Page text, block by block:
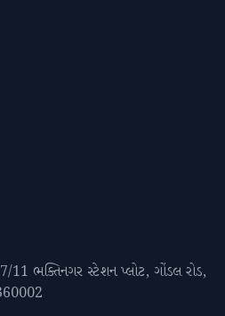
11 ભક્તિનગર સ્ટેશન પ્લોટ, ગોંડલ રોડ,